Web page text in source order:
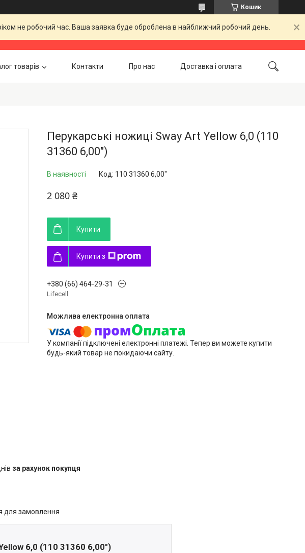
Кошик
не робочий час. Ваша заявка буде оброблена в найближчий робочий день.
товарів Контакти Про нас Доставка і оплата
Перукарські ножиці Sway Art Yellow 6,0 (110
31360 6,00")
В наявності Код: 110 31360 6,00"
2 080 ₴
Купити
Купити з
+380 (66) 464-29-31
Lifecell
У компанії підключені електронні платежі. Тепер ви можете купити
будь-який товар не покидаючи сайту.
за рахунок покупця
для замовлення
6,0 (110 31360 6,00")